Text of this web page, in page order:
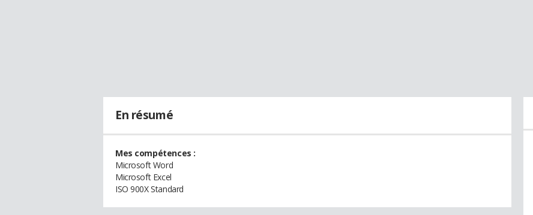
En résumé
Mes compétences :
Microsoft Word
Microsoft Excel
ISO 900X Standard